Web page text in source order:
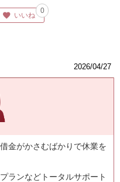
いいね
0
2026/04/27
金がかさむばかりで休業を
ランなどトータルサポート